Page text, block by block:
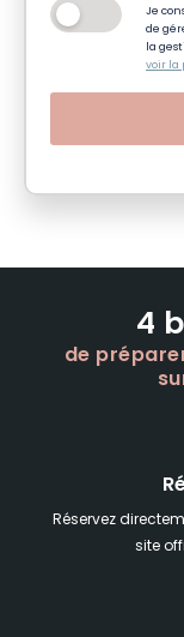
Je
de
la
voir
4
de
Réservez
site